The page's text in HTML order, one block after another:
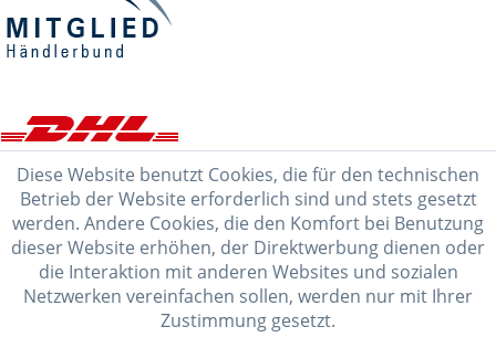
Diese Website benutzt Cookies, die für den technischen
Betrieb der Website erforderlich sind und stets gesetzt
werden. Andere Cookies, die den Komfort bei Benutzung
dieser Website erhöhen, der Direktwerbung dienen oder
die Interaktion mit anderen Websites und sozialen
Netzwerken vereinfachen sollen, werden nur mit Ihrer
Zustimmung gesetzt.